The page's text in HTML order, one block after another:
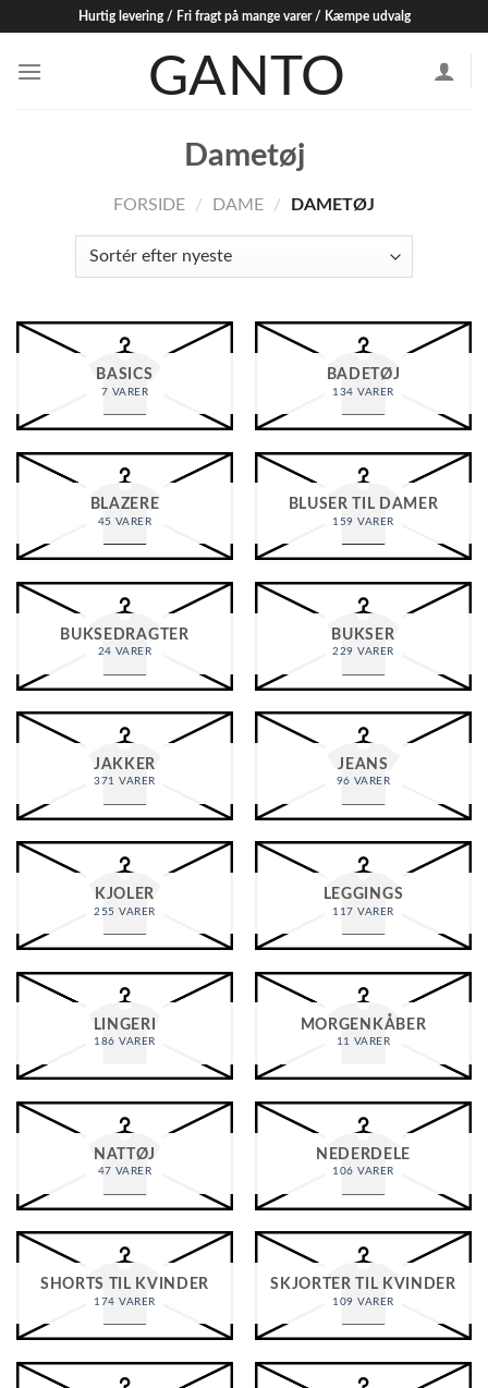
content
Hurtig levering / Fri fragt på mange varer / Kæmpe udvalg
Dametøj
FORSIDE / DAME / DAMETØJ
BASICS
7 VARER
BADETØJ
134 VARER
BLAZERE
45 VARER
BLUSER TIL DAMER
159 VARER
BUKSEDRAGTER
24 VARER
BUKSER
229 VARER
JAKKER
371 VARER
JEANS
96 VARER
KJOLER
255 VARER
LEGGINGS
117 VARER
LINGERI
186 VARER
MORGENKÅBER
11 VARER
NATTØJ
47 VARER
NEDERDELE
106 VARER
SHORTS TIL KVINDER
174 VARER
SKJORTER TIL KVINDER
109 VARER